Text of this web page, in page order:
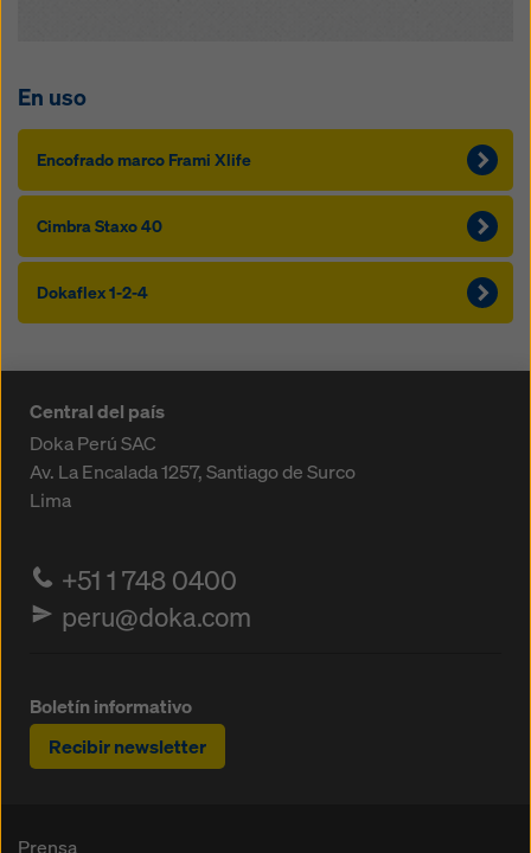
En uso
Encofrado marco Frami Xlife
Cimbra Staxo 40
Dokaflex 1-2-4
Central del país
Doka Perú SAC
Av. La Encalada 1257,Santiago de Surco
Lima
+51 1 748 0400
peru@doka.com
Boletín informativo
Recibir newsletter
Prensa